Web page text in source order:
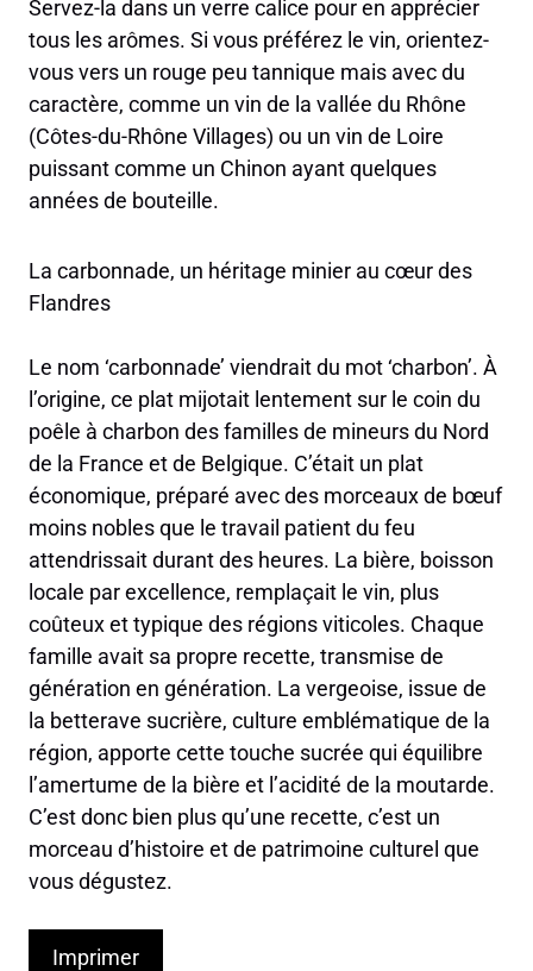
Servez-la dans un verre calice pour en apprécier
tous les arômes. Si vous préférez le vin, orientez-
vous vers un rouge peu tannique mais avec du
caractère, comme un vin de la vallée du Rhône
(Côtes-du-Rhône Villages) ou un vin de Loire
puissant comme un Chinon ayant quelques
années de bouteille.
La carbonnade, un héritage minier au cœur des
Flandres
Le nom ‘carbonnade’ viendrait du mot ‘charbon’. À
l’origine, ce plat mijotait lentement sur le coin du
poêle à charbon des familles de mineurs du Nord
de la France et de Belgique. C’était un plat
économique, préparé avec des morceaux de bœuf
moins nobles que le travail patient du feu
attendrissait durant des heures. La bière, boisson
locale par excellence, remplaçait le vin, plus
coûteux et typique des régions viticoles. Chaque
famille avait sa propre recette, transmise de
génération en génération. La vergeoise, issue de
la betterave sucrière, culture emblématique de la
région, apporte cette touche sucrée qui équilibre
l’amertume de la bière et l’acidité de la moutarde.
C’est donc bien plus qu’une recette, c’est un
morceau d’histoire et de patrimoine culturel que
vous dégustez.
Imprimer